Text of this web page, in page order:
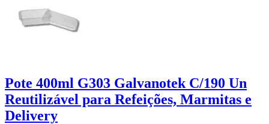
Pote 400ml G303 Galvanotek C/190 Un
Reutilizável para Refeições, Marmitas e
Delivery